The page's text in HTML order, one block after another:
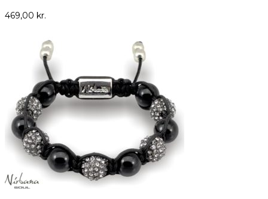
469,00 kr.